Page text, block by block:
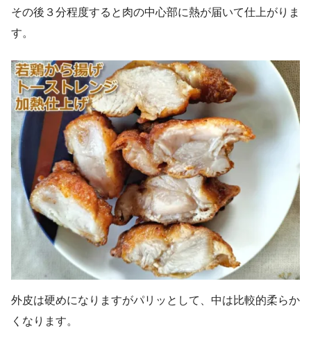
その後３分程度すると肉の中心部に熱が届いて仕上がりま
す。
外皮は硬めになりますがパリッとして、中は比較的柔らか
くなります。